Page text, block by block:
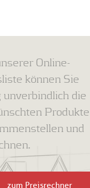
Online-
können Sie
unverbindlich die
Produkte
und
zum Preisrechner